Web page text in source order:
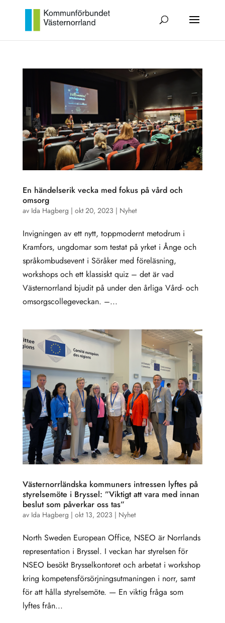
En händelserik vecka med fokus på vård och
omsorg
av Ida Hagberg | okt 20, 2023 | Nyhet
Invigningen av ett nytt, toppmodernt metodrum i
Kramfors, ungdomar som testat på yrket i Ånge och
språkombudsevent i Söråker med föreläsning,
workshops och ett klassiskt quiz – det är vad
Västernorrland bjudit på under den årliga Vård- och
omsorgscollegeveckan. –...
Västernorrländska kommuners intressen lyftes på
styrelsemöte i Bryssel: ”Viktigt att vara med innan
beslut som påverkar oss tas”
av Ida Hagberg | okt 13, 2023 | Nyhet
North Sweden European Office, NSEO är Norrlands
representation i Bryssel. I veckan har styrelsen för
NSEO besökt Brysselkontoret och arbetat i workshop
kring kompetensförsörjningsutmaningen i norr, samt
för att hålla styrelsemöte. — En viktig fråga som
lyftes från...